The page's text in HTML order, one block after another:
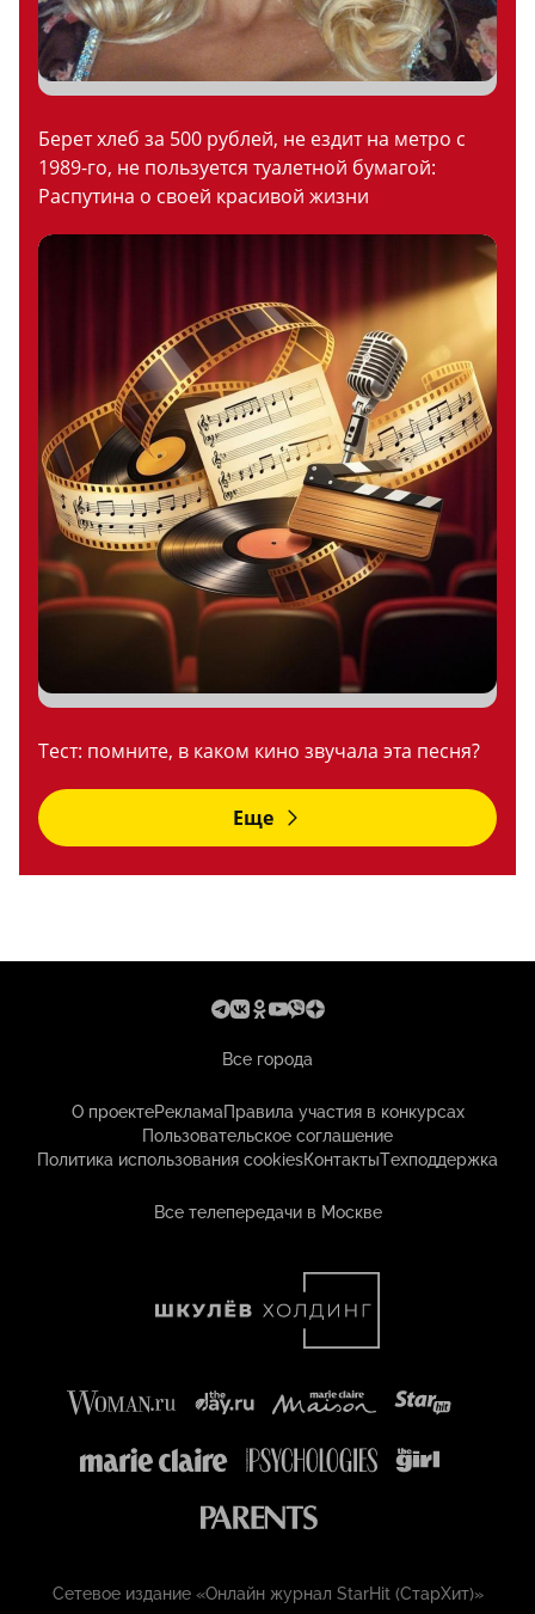
Берет хлеб за 500 рублей, не ездит на метро с
1989-го, не пользуется туалетной бумагой:
Распутина о своей красивой жизни
Тест: помните, в каком кино звучала эта песня?
Еще
Все города
О проектеРекламаПравила участия в конкурсах
Пользовательское соглашение
Политика использования cookiesКонтактыТехподдержка
Все телепередачи в Москве
Сетевое издание «Онлайн журнал StarHit (СтарХит)»